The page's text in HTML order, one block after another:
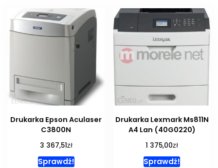
Drukarka Epson Aculaser
C3800N
3 367,51zł
Sprawdź!
Drukarka Lexmark Ms811N
A4 Lan (40G0220)
1 375,00zł
Sprawdź!